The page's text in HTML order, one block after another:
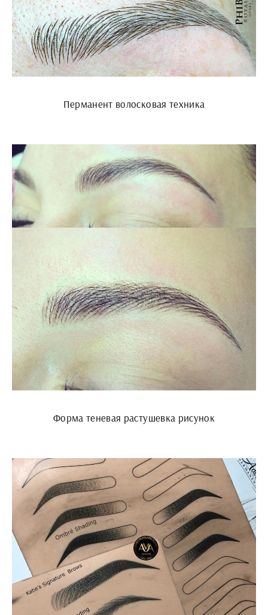
Перманент волосковая техника
Форма теневая растушевка рисунок